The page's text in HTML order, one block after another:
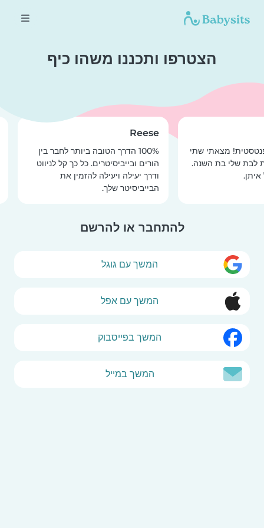
הצטרפו ותכננו משהו כיף
מצאתי שתי
לבת שלי בת השנה.
Reese
100% הדרך הטובה ביותר לחבר בין
הורים ובייביסיטרים. כל כך קל לניווט
ודרך יעילה ויעילה להזמין את
הבייביסיטר שלך.
להתחבר או להרשם
המשך עם גוגל
המשך עם אפל
המשך בפייסבוק
המשך במייל